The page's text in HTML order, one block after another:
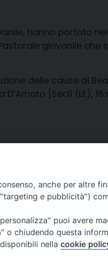
hanno portato
giovanile che
delle cause di
[Seclì (LE), 16
anche per altre
e pubblicità")
puoi avere
o chiudendo questa
nella cookie